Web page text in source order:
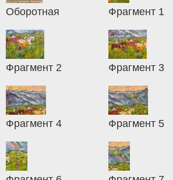
Оборотная Фрагмент 1
Фрагмент 2 Фрагмент 3
Фрагмент 4 Фрагмент 5